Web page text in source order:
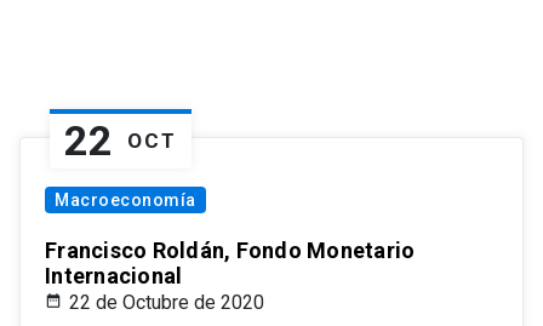
22 OCT
Macroeconomía
Francisco Roldán, Fondo Monetario
Internacional
22 de Octubre de 2020